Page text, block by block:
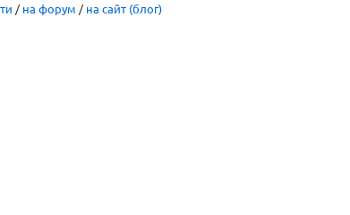
/ на форум / на сайт (блог)